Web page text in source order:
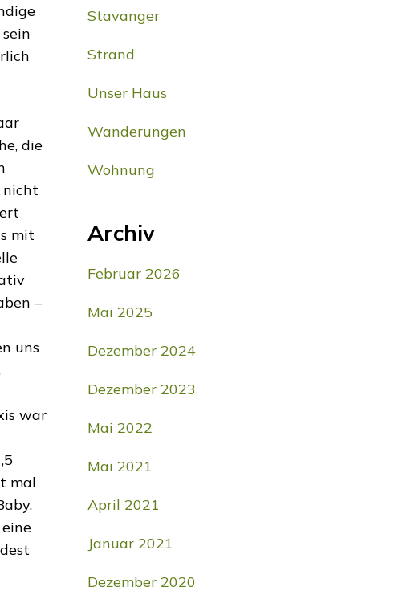
die
nicht
mit
–
uns
war
mal
Stavanger
Strand
Unser Haus
Wanderungen
Wohnung
Archiv
Februar 2026
Mai 2025
Dezember 2024
Dezember 2023
Mai 2022
Mai 2021
April 2021
Januar 2021
Dezember 2020